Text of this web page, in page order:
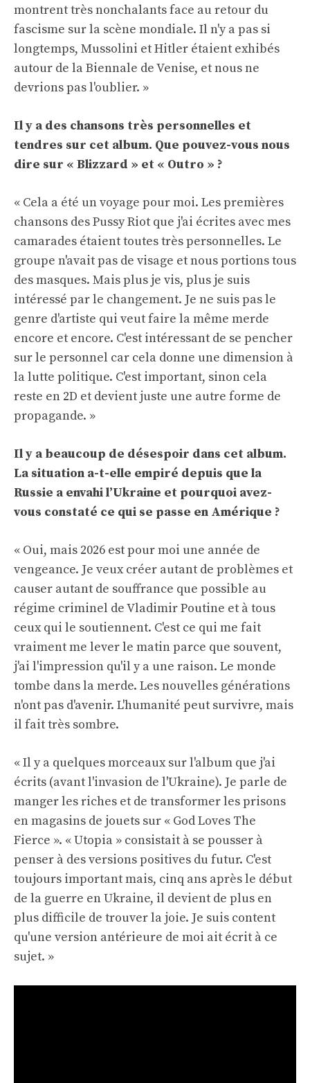
montrent très nonchalants face au retour du
fascisme sur la scène mondiale. Il n'y a pas si
longtemps, Mussolini et Hitler étaient exhibés
autour de la Biennale de Venise, et nous ne
devrions pas l'oublier. »
Il y a des chansons très personnelles et
tendres sur cet album. Que pouvez-vous nous
dire sur « Blizzard » et « Outro » ?
« Cela a été un voyage pour moi. Les premières
chansons des Pussy Riot que j'ai écrites avec mes
camarades étaient toutes très personnelles. Le
groupe n'avait pas de visage et nous portions tous
des masques. Mais plus je vis, plus je suis
intéressé par le changement. Je ne suis pas le
genre d'artiste qui veut faire la même merde
encore et encore. C'est intéressant de se pencher
sur le personnel car cela donne une dimension à
la lutte politique. C'est important, sinon cela
reste en 2D et devient juste une autre forme de
propagande. »
Il y a beaucoup de désespoir dans cet album.
La situation a-t-elle empiré depuis que la
Russie a envahi l’Ukraine et pourquoi avez-
vous constaté ce qui se passe en Amérique ?
« Oui, mais 2026 est pour moi une année de
vengeance. Je veux créer autant de problèmes et
causer autant de souffrance que possible au
régime criminel de Vladimir Poutine et à tous
ceux qui le soutiennent. C'est ce qui me fait
vraiment me lever le matin parce que souvent,
j'ai l'impression qu'il y a une raison. Le monde
tombe dans la merde. Les nouvelles générations
n'ont pas d'avenir. L'humanité peut survivre, mais
il fait très sombre.
« Il y a quelques morceaux sur l'album que j'ai
écrits (avant l'invasion de l'Ukraine). Je parle de
manger les riches et de transformer les prisons
en magasins de jouets sur « God Loves The
Fierce ». « Utopia » consistait à se pousser à
penser à des versions positives du futur. C'est
toujours important mais, cinq ans après le début
de la guerre en Ukraine, il devient de plus en
plus difficile de trouver la joie. Je suis content
qu'une version antérieure de moi ait écrit à ce
sujet. »